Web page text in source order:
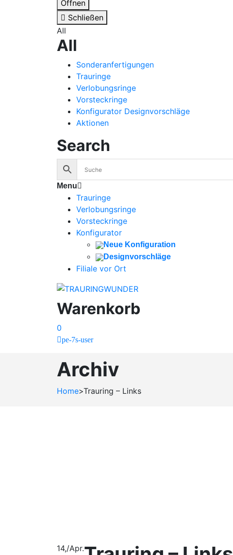
Öffnen
Schließen
All
All
Sonderanfertigungen
Trauringe
Verlobungsringe
Vorsteckringe
Konfigurator Designvorschläge
Aktionen
Search
Menu
Trauringe
Verlobungsringe
Vorsteckringe
Konfigurator
Neue Konfiguration
Designvorschläge
Filiale vor Ort
Warenkorb
0
pe-7s-user
Archiv
Home>Trauring – Links
14,/Apr.